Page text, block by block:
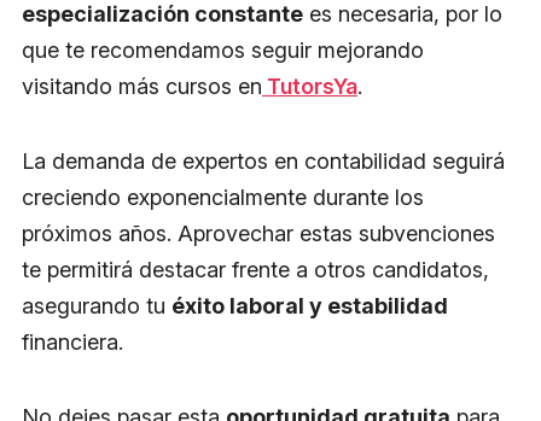
especialización constante es necesaria, por lo
que te recomendamos seguir mejorando
visitando más cursos en TutorsYa.
La demanda de expertos en contabilidad seguirá
creciendo exponencialmente durante los
próximos años. Aprovechar estas subvenciones
te permitirá destacar frente a otros candidatos,
asegurando tu éxito laboral y estabilidad
financiera.